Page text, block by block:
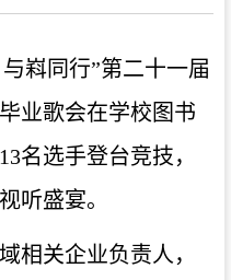
嵙同行”第二十一届
业歌会在学校图书
名选手登台竞技，
听盛宴。
相关企业负责人，